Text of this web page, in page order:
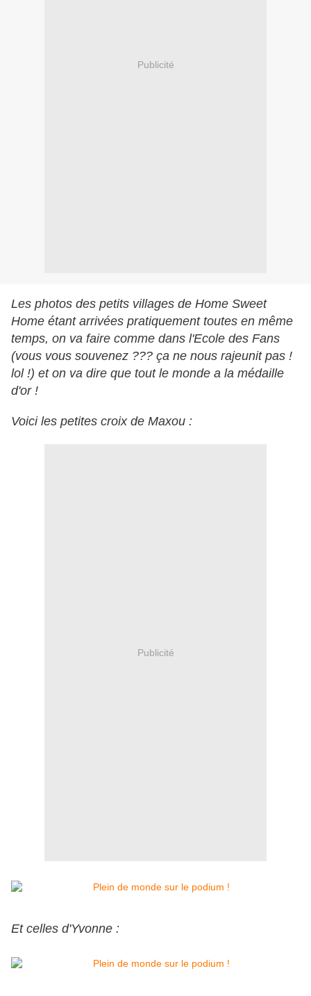
Publicité
Les photos des petits villages de Home Sweet
Home étant arrivées pratiquement toutes en même
temps, on va faire comme dans l'Ecole des Fans
(vous vous souvenez ??? ça ne nous rajeunit pas !
lol !) et on va dire que tout le monde a la médaille
d'or !
Voici les petites croix de Maxou :
Publicité
Et celles d'Yvonne :